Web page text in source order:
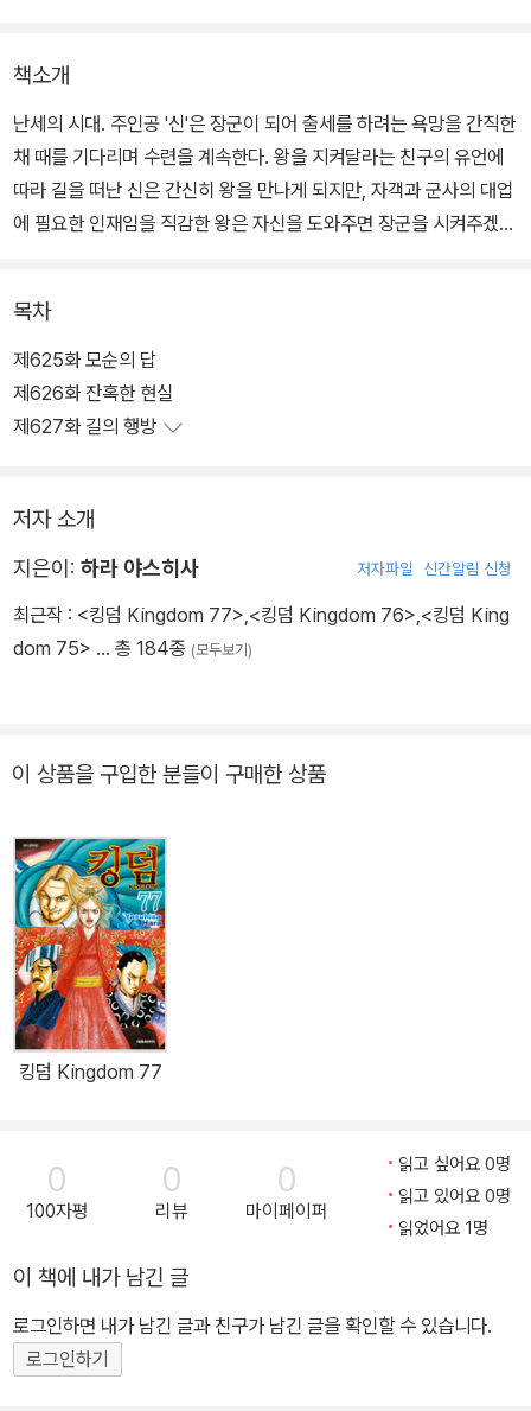
책소개
난세의 시대. 주인공 '신'은 장군이 되어 출세를 하려는 욕망을 간직한
채 때를 기다리며 수련을 계속한다. 왕을 지켜달라는 친구의 유언에
따라 길을 떠난 신은 간신히 왕을 만나게 되지만, 자객과 군사의 대업
에 필요한 인재임을 직감한 왕은 자신을 도와주면 장군을 시켜주겠다
년이 진시황을 이용하여 권력을 잡게 되는 과정이 독자들의 흥미를
불러 일으키는 작품.
목차
제625화 모순의 답
제626화 잔혹한 현실
제627화 길의 행방
저자 소개
지은이: 하라 야스히사 저자파일 신간알림 신청
최근작 : <킹덤 Kingdom 77>,<킹덤 Kingdom 76>,<킹덤 King
dom 75> … 총 184종 (모두보기)
이 상품을 구입한 분들이 구매한 상품
킹덤 Kingdom 77
0
100자평
0
리뷰
0
마이페이퍼
읽고 싶어요 0명
읽고 있어요 0명
읽었어요 1명
이 책에 내가 남긴 글
로그인하면 내가 남긴 글과 친구가 남긴 글을 확인할 수 있습니다.
로그인하기